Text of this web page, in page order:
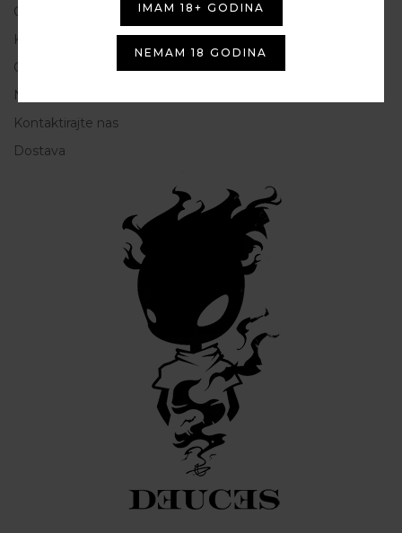
O nama
Kako do nas
Opće Informacije i uvjeti korištenja
Načini plaćanja
Kontaktirajte nas
Dostava
IMAM 18+ GODINA
NEMAM 18 GODINA